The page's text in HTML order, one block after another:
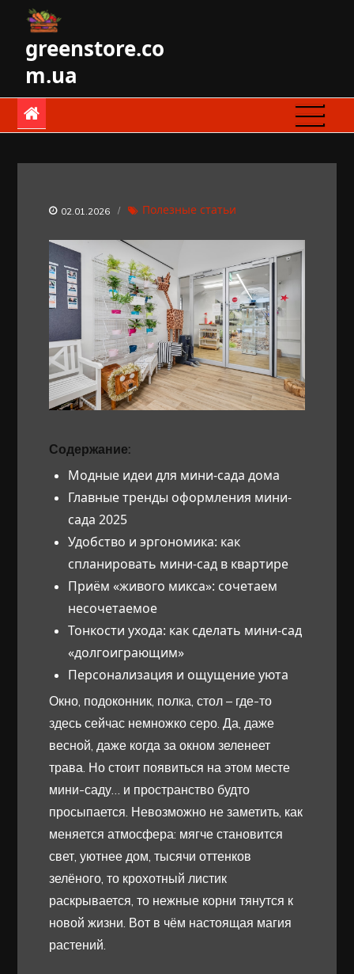
contentgreenstore.co
m.ua
02.01.2026 Полезные статьи
Содержание:
Модные идеи для мини-сада дома
Главные тренды оформления мини-
сада 2025
Удобство и эргономика: как
спланировать мини-сад в квартире
Приём «живого микса»: сочетаем
несочетаемое
Тонкости ухода: как сделать мини-сад
«долгоиграющим»
Персонализация и ощущение уюта
Окно, подоконник, полка, стол – где-то
здесь сейчас немножко серо. Да, даже
весной, даже когда за окном зеленеет
трава. Но стоит появиться на этом месте
мини-саду… и пространство будто
просыпается. Невозможно не заметить, как
меняется атмосфера: мягче становится
свет, уютнее дом, тысячи оттенков
зелёного, то крохотный листик
раскрывается, то нежные корни тянутся к
новой жизни. Вот в чём настоящая магия
растений.